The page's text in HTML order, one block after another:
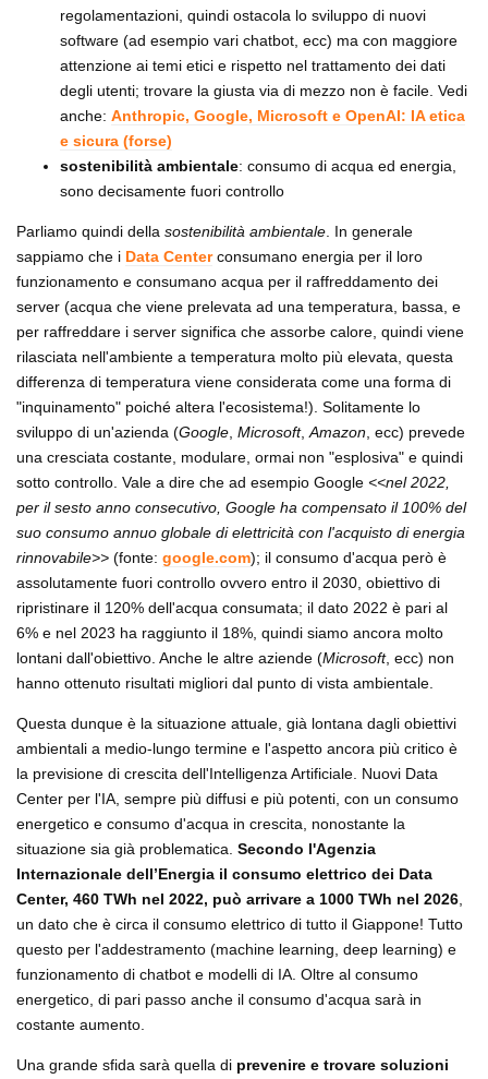
regolamentazioni, quindi ostacola lo sviluppo di nuovi
software (ad esempio vari chatbot, ecc) ma con maggiore
attenzione ai temi etici e rispetto nel trattamento dei dati
degli utenti; trovare la giusta via di mezzo non è facile. Vedi
anche: Anthropic, Google, Microsoft e OpenAI: IA etica
e sicura (forse)
sostenibilità ambientale: consumo di acqua ed energia,
sono decisamente fuori controllo
Parliamo quindi della sostenibilità ambientale . In generale
sappiamo che i Data Centerconsumano energia per il loro
funzionamento e consumano acqua per il raffreddamento dei
server (acqua che viene prelevata ad una temperatura, bassa, e
per raffreddare i server significa che assorbe calore, quindi viene
rilasciata nell'ambiente a temperatura molto più elevata, questa
differenza di temperatura viene considerata come una forma di
"inquinamento" poiché altera l'ecosistema!). Solitamente lo
sviluppo di un'azienda (Google Microsoft, Amazon , ecc) prevede
una cresciata costante, modulare, ormai non "esplosiva" e quindi
sotto controllo. Vale a dire che ad esempio Google <<nel 2022,
per il sesto anno consecutivo, Google ha compensato il 100% del
suo consumo annuo globale di elettricità con l'acquisto di energia
rinnovabile>> (fonte: google.com); il consumo d'acqua però è
assolutamente fuori controllo ovvero entro il 2030, obiettivo di
ripristinare il 120% dell'acqua consumata; il dato 2022 è pari al
6% e nel 2023 ha raggiunto il 18%, quindi siamo ancora molto
lontani dall'obiettivo. Anche le altre aziende (Microsoft, ecc) non
hanno ottenuto risultati migliori dal punto di vista ambientale.
Questa dunque è la situazione attuale, già lontana dagli obiettivi
ambientali a medio-lungo termine e l'aspetto ancora più critico è
la previsione di crescita dell'Intelligenza Artificiale. Nuovi Data
Center per l'IA, sempre più diffusi e più potenti, con un consumo
energetico e consumo d'acqua in crescita, nonostante la
situazione sia già problematica. Secondo l'Agenzia
Internazionale dell’Energia il consumo elettrico dei Data
Center, 460 TWh nel 2022, può arrivare a 1000 TWh nel 2026
un dato che è circa il consumo elettrico di tutto il Giappone! Tutto
questo per l'addestramento (machine learning, deep learning) e
funzionamento di chatbot e modelli di IA. Oltre al consumo
energetico, di pari passo anche il consumo d'acqua sarà in
costante aumento.
Una grande sfida sarà quella di prevenire e trovare soluzioni